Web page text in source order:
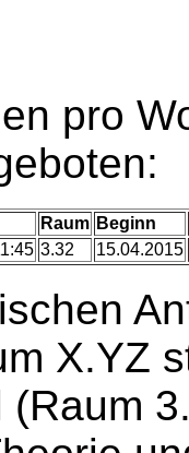
pro
Raum Beginn
3.32 15.04.2015
X.YZ
(Raum